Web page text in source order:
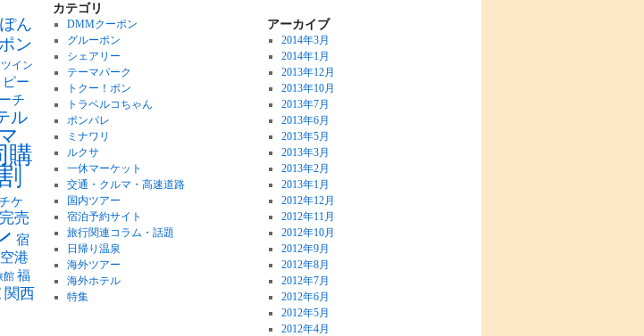
ぽん
ン
ツイン
ピー
チ
ル
購
ケ
完売
宿
港
館 福
関西
カテゴリ
DMMクーポン
グルーポン
シェアリー
テーマパーク
トクー！ポン
トラベルコちゃん
ポンパレ
ミナワリ
ルクサ
一休マーケット
交通・クルマ・高速道路
国内ツアー
宿泊予約サイト
旅行関連コラム・話題
日帰り温泉
海外ツアー
海外ホテル
特集
アーカイブ
2014年3月
2014年1月
2013年12月
2013年10月
2013年7月
2013年6月
2013年5月
2013年3月
2013年2月
2013年1月
2012年12月
2012年11月
2012年10月
2012年9月
2012年8月
2012年7月
2012年6月
2012年5月
2012年4月